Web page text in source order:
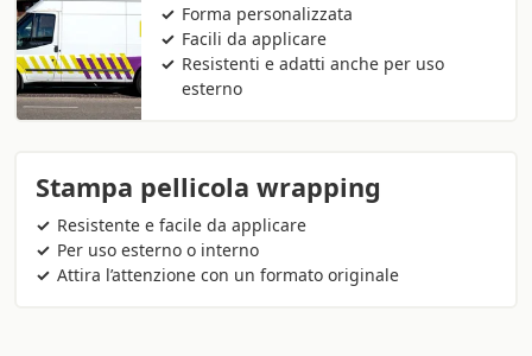
Forma personalizzata
Facili da applicare
Resistenti e adatti anche per uso
esterno
Stampa pellicola wrapping
Resistente e facile da applicare
Per uso esterno o interno
Attira l’attenzione con un formato originale